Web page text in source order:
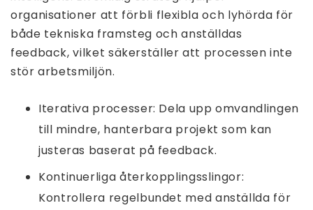
organisationer att förbli flexibla och lyhörda för
både tekniska framsteg och anställdas
feedback, vilket säkerställer att processen inte
stör arbetsmiljön.
Iterativa processer: Dela upp omvandlingen
till mindre, hanterbara projekt som kan
justeras baserat på feedback.
Kontinuerliga återkopplingsslingor:
Kontrollera regelbundet med anställda för